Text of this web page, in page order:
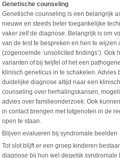
Genetische counseling
Genetische counseling is een belangrijk
nieuwe en steeds beter toegankelijke
vaker zelf de diagnose. Belangrijk is om
van de test te bespreken en hen te
(zogenoemde ‘unsolicited findings’). Ook
varianten of bij twijfel of het een
klinisch geneticus in te schakelen. Advies
duidelijke diagnose altijd naar een
counseling over herhalingskansen,
advies over familieonderzoek. Ook
in contact brengen met lotgenoten in de
open te staan.
Blijven evalueren bij syndromale beelden
Tot slot blijft er een groep kinderen
diagnose bij hun wel degelijk syndromale